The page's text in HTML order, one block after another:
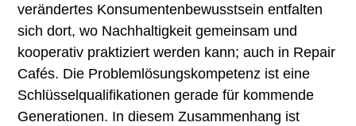
verändertes Konsumentenbewusstsein entfalten
sich dort, wo Nachhaltigkeit gemeinsam und
kooperativ praktiziert werden kann; auch in Repair
Cafés. Die Problemlösungskompetenz ist eine
Schlüsselqualifikationen gerade für kommende
Generationen. In diesem Zusammenhang ist